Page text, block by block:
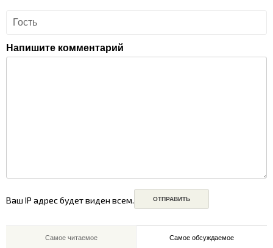
Напишите комментарий
Ваш IP адрес будет виден всем.
Самое читаемое Самое обсуждаемое